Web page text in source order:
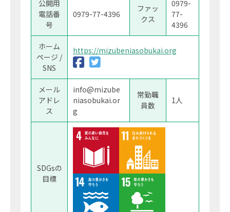
公開用
電話番
号
0979-77-4396
ファッ
クス
0979-
77-
4396
ホーム
ページ /
SNS
https://mizubeniasobukai.org
メール
アドレ
ス
info@mizube
niasobukai.or
g
常勤職
員数
1人
SDGsの
目標